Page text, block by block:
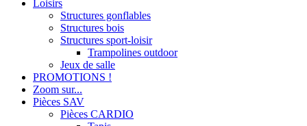
Loisirs
Structures gonflables
Structures bois
Structures sport-loisir
Trampolines outdoor
Jeux de salle
PROMOTIONS !
Zoom sur...
Pièces SAV
Pièces CARDIO